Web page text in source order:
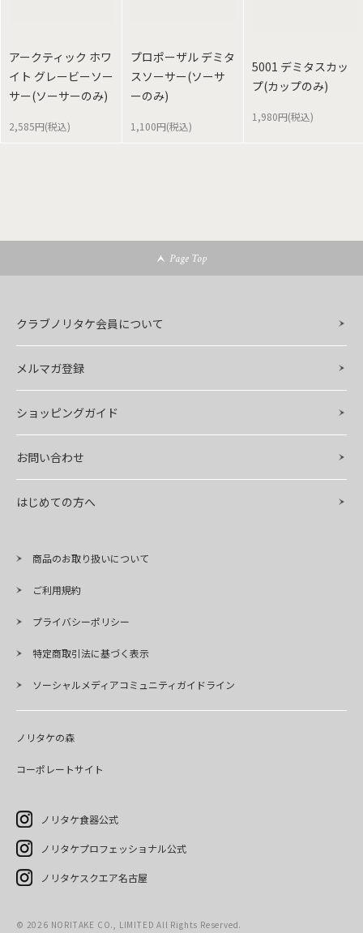
アークティック ホワ
イト グレービーソー
サー(ソーサーのみ)
2,585円(税込)
プロポーザル デミタ
スソーサー(ソーサ
ーのみ)
1,100円(税込)
5001 デミタスカッ
プ(カップのみ)
1,980円(税込)
Page Top
クラブノリタケ会員について
メルマガ登録
ショッピングガイド
お問い合わせ
はじめての方へ
商品のお取り扱いについて
ご利用規約
プライバシーポリシー
特定商取引法に基づく表示
ソーシャルメディアコミュニティガイドライン
ノリタケの森
コーポレートサイト
ノリタケ食器公式
ノリタケプロフェッショナル公式
ノリタケスクエア名古屋
© 2026 NORITAKE CO., LIMITED All Rights Reserved.